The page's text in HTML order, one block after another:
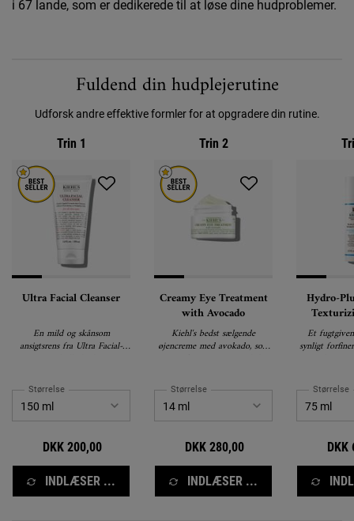
i 67 lande, som er dedikerede til at løse dine hudproblemer.
Fuldend din hudplejerutine
Udforsk andre effektive formler for at opgradere din rutine.
Trin 1
Ultra Facial Cleanser
En mild og skånsom
ansigtsrens fra Ultra Facial-
Størrelse
DKK 200,00
INDLÆSER ...
Trin 2
Creamy Eye Treatment
with Avocado
Kiehl's bedst sælgende
øjencreme med avokado, som
Størrelse
DKK 280,00
INDLÆSER ...
Hydro-
Et
synligt
Størrelse
DKK